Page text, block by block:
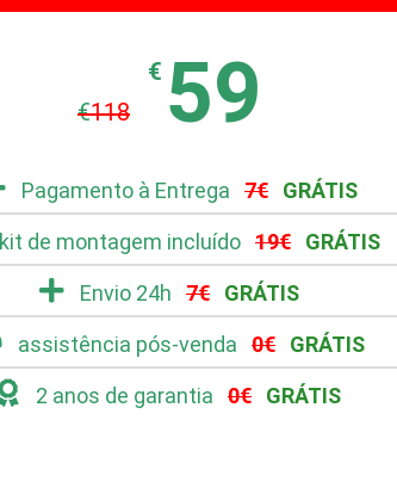
€118
€ 59
Pagamento à Entrega 7€ GRÁTIS
kit de montagem incluído 19€ GRÁTIS
Envio 24h 7€ GRÁTIS
assistência pós-venda 0€ GRÁTIS
2 anos de garantia 0€ GRÁTIS